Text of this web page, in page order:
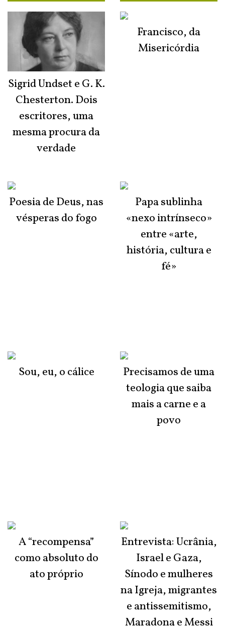
Sigrid Undset e G. K.
Chesterton. Dois
escritores, uma
mesma procura da
verdade
Poesia de Deus, nas
vésperas do fogo
Sou, eu, o cálice
A “recompensa”
como absoluto do
ato próprio
Francisco, da
Misericórdia
Papa sublinha
«nexo intrínseco»
entre «arte,
história, cultura e
fé»
Precisamos de uma
teologia que saiba
mais a carne e a
povo
Entrevista: Ucrânia,
Israel e Gaza,
Sínodo e mulheres
na Igreja, migrantes
e antissemitismo,
Maradona e Messi